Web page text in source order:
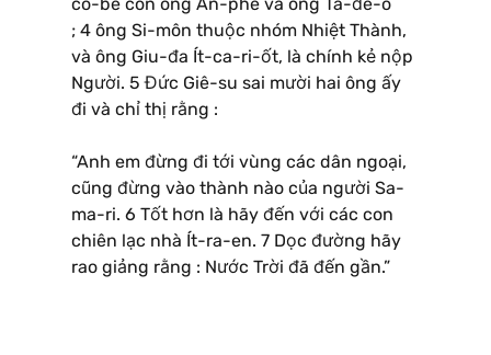
cô-bê con ông An-phê và ông Ta-đê-ô
; 4 ông Si-môn thuộc nhóm Nhiệt Thành,
và ông Giu-đa Ít-ca-ri-ốt, là chính kẻ nộp
Người. 5 Đức Giê-su sai mười hai ông ấy
đi và chỉ thị rằng :
“Anh em đừng đi tới vùng các dân ngoại,
cũng đừng vào thành nào của người Sa-
ma-ri. 6 Tốt hơn là hãy đến với các con
chiên lạc nhà Ít-ra-en. 7 Dọc đường hãy
rao giảng rằng : Nước Trời đã đến gần.”